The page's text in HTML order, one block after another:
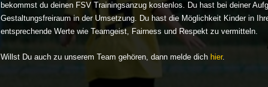
bekommst du deinen FSV Trainingsanzug kostenlos. Du hast bei deiner
Gestaltungsfreiraum in der Umsetzung. Du hast die Möglichkeit Kinder in
entsprechende Werte wie Teamgeist, Fairness und Respekt zu vermitteln.
Willst Du auch zu unserem Team gehören, dann melde dich hier.